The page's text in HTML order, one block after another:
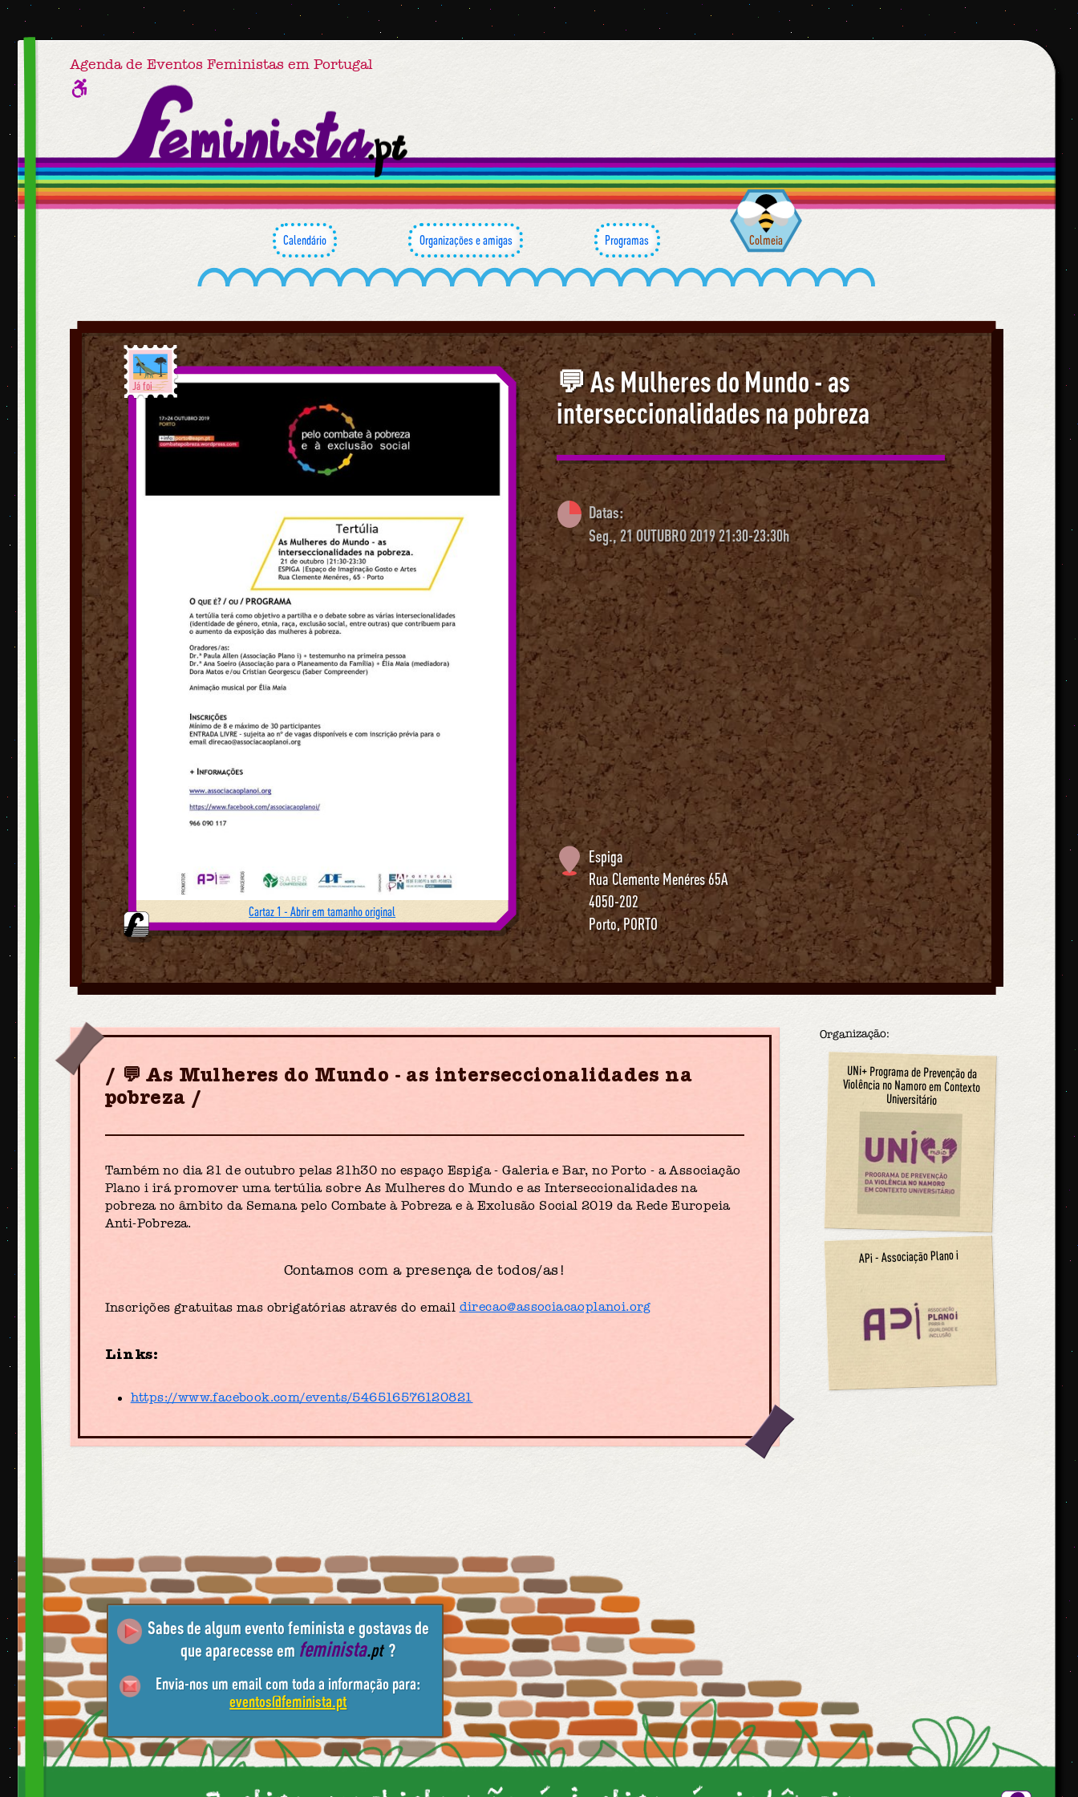
Agenda de Eventos Feministas em Portugal
Calendário Organizações e amigas Programas Colmeia
💬 As Mulheres do Mundo - as
interseccionalidades na pobreza
Datas:
Seg., 21 OUTUBRO 2019 21:30-23:30h
Espiga
Rua Clemente Menéres 65A
4050-202
Porto,PORTO
Já foi
Cartaz 1 - Abrir em tamanho original
💬 As Mulheres do Mundo - as interseccionalidades na
pobreza
Também no dia 21 de outubro pelas 21h30 no espaço Espiga - Galeria e Bar, no Porto - a Associação
Plano i irá promover uma tertúlia sobre As Mulheres do Mundo e as Interseccionalidades na
pobreza no âmbito da Semana pelo Combate à Pobreza e à Exclusão Social 2019 da Rede Europeia
Anti-Pobreza.
Contamos com a presença de todos/as!
Inscrições gratuitas mas obrigatórias através do email direcao@associacaoplanoi.org
Links:
https://www.facebook.com/events/546516576120821
Organização:
UNi+ Programa de Prevenção da
Violência no Namoro em Contexto
Universitário
APi - Associação Plano i
Sabes de algum evento feminista e gostavas de
que aparecesse em feminista.pt ?
Envia-nos um email com toda a informação para:
eventos@feminista.pt